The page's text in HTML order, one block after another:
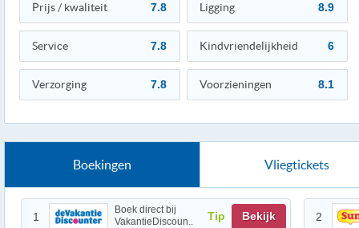
Prijs / kwaliteit 7.8 Ligging 8.9
Service 7.8 Kindvriendelijkheid 6
Verzorging 7.8 Voorzieningen 8.1
Boekingen Vliegtickets
1
Boek direct bij
VakantieDiscoun..
Tip Bekijk 2